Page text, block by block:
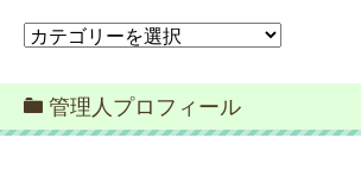
カ
ゴ
リ
ー
管理人プロフィール